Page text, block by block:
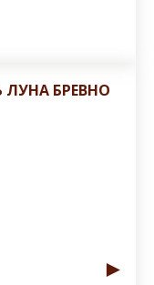
ЛУНА БРЕВНО
►